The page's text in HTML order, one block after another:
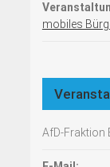
mobiles
AfD-Fraktion